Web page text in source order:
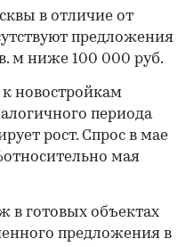
в отличие от
предложения
м ниже 100 000 руб.
новостройкам
периода
рост. Спрос в мае
мая
в готовых объектах
предложения в